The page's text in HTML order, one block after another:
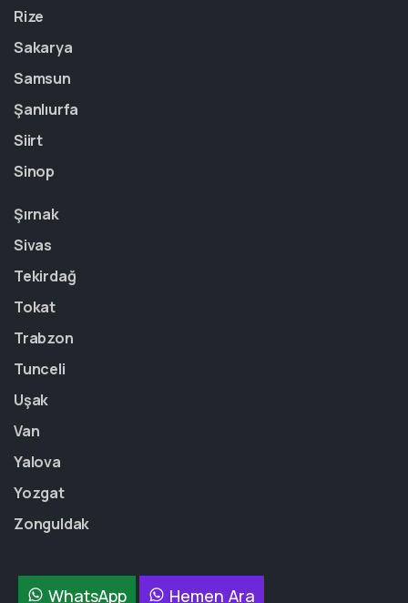
Rize
Sakarya
Samsun
Şanlıurfa
Siirt
Sinop
Şırnak
Sivas
Tekirdağ
Tokat
Trabzon
Tunceli
Uşak
Van
Yalova
Yozgat
Zonguldak
WhatsApp Hemen Ara